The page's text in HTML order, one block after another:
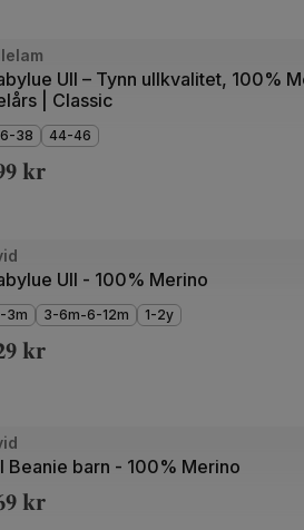
Ull – Tynn ullkvalitet, 100%
| Classic
38 44-46
kr
Ull - 100% Merino
3m 3-6m-6-12m 1-2y
kr
Beanie barn - 100% Merino
kr